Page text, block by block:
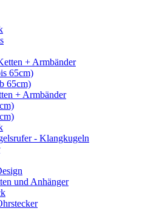
+ Armbänder
65cm)
65cm)
+ Armbänder
- Klangkugeln
und Anhänger